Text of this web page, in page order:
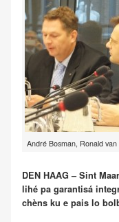
André Bosman, Ronald
DEN HAAG – Sint
lihé pa garantisá
chèns ku e pais lo